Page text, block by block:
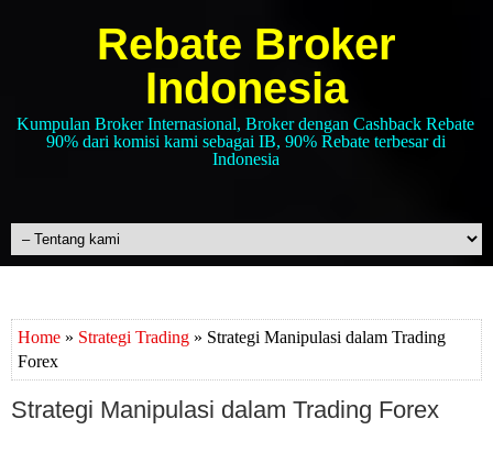
Rebate Broker
Indonesia
Kumpulan Broker Internasional, Broker dengan Cashback Rebate
90% dari komisi kami sebagai IB, 90% Rebate terbesar di
Indonesia
Home » Strategi Trading » Strategi Manipulasi dalam Trading
Forex
Strategi Manipulasi dalam Trading Forex